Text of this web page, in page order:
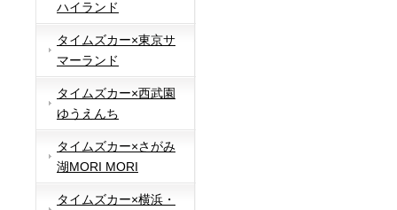
ハイランド
タイムズカー×東京サ
マーランド
タイムズカー×西武園
ゆうえんち
タイムズカー×さがみ
湖MORI MORI
タイムズカー×横浜・